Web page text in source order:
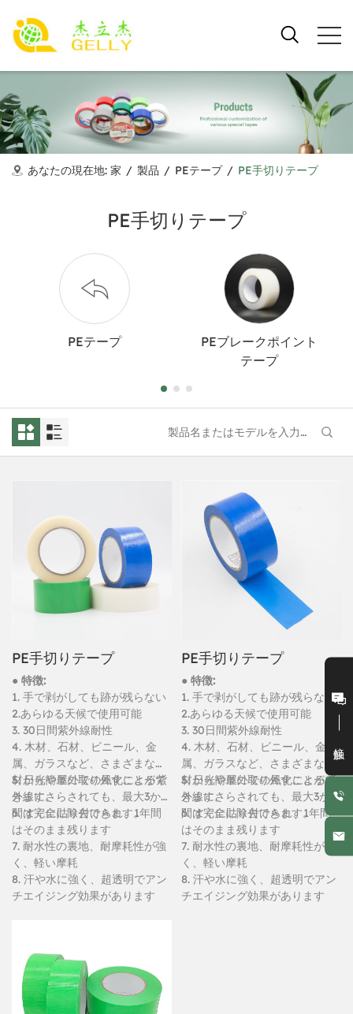
あなたの現在地: 家 / 製品 / PEテープ / PE手切りテープ
PE手切りテープ
PEテープ
PEブレークポイント
テープ
PE手切りテープ
● 特徴:
1. 手で剥がしても跡が残らない
2.あらゆる天候で使用可能
3. 30日間紫外線耐性
4. 木材、石材、ビニール、金
属、ガラスなど、さまざまな素
材から簡単に取り外すことがで
きます。
5. 日光や屋外での風化による紫
外線にさらされても、最大3か月
間は完全に除去できます。
6. すぐに貼り付けられ、1年間
はそのまま残ります
7. 耐水性の裏地、耐摩耗性が強
く、軽い摩耗
8. 汗や水に強く、超透明でアン
チエイジング効果があります
PE手切りテープ
● 特徴:
1. 手で剥がしても跡が残らない
2.あらゆる天候で使用可能
3. 30日間紫外線耐性
4. 木材、石材、ビニール、金
属、ガラスなど、さまざまな素
材から簡単に取り外すことがで
きます。
5. 日光や屋外での風化による紫
外線にさらされても、最大3か月
間は完全に除去できます。
6. すぐに貼り付けられ、1年間
はそのまま残ります
7. 耐水性の裏地、耐摩耗性が強
く、軽い摩耗
8. 汗や水に強く、超透明でアン
チエイジング効果があります